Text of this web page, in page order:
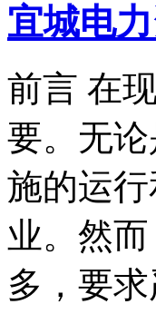
宜城电
前言 在
要。无
施的运
业。然
多，要